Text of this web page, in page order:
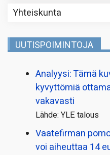
Yhteiskunta
UUTISPOIMINTOJA
Analyysi: Tämä
kyvyttömiä
vakavasti
Lähde: YLE talous
Vaatefirman
voi aiheuttaa 14